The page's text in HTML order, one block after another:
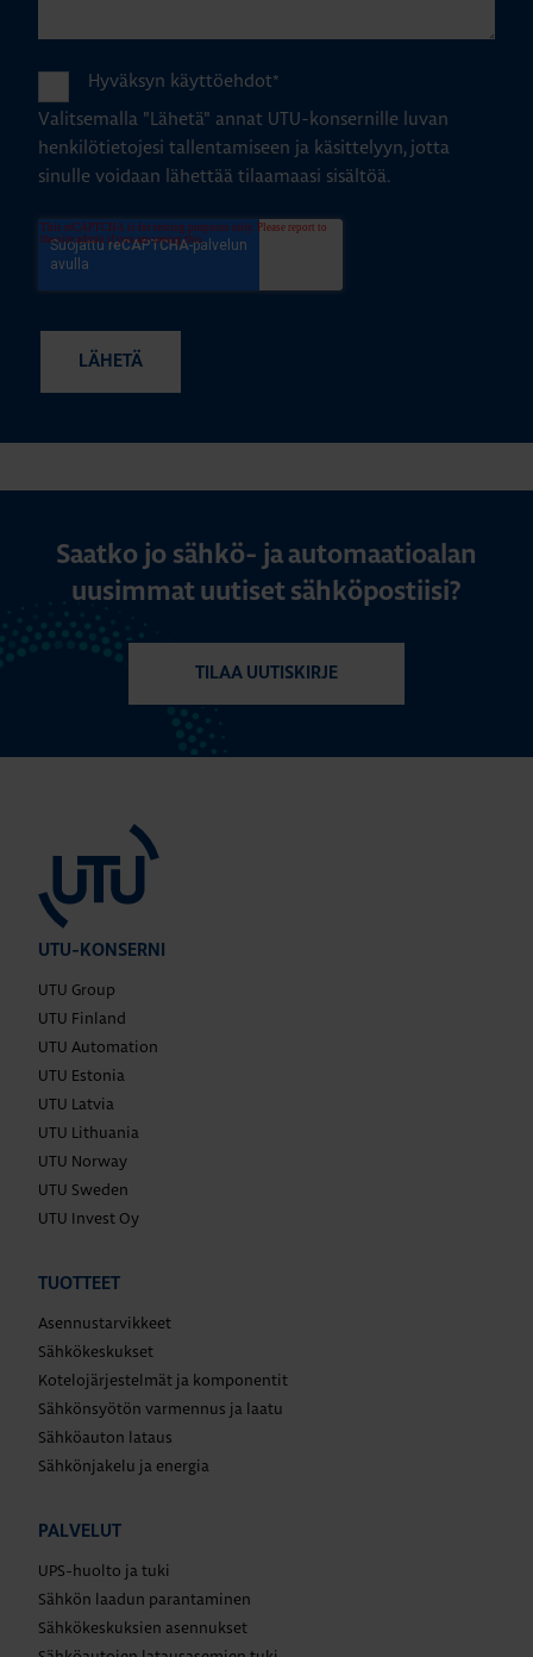
Hyväksyn käyttöehdot*
Valitsemalla "Lähetä" annat UTU-konsernille luvan
henkilötietojesi tallentamiseen ja käsittelyyn, jotta
sinulle voidaan lähettää tilaamaasi sisältöä.
Saatko jo sähkö- ja automaatioalan
uusimmat uutiset sähköpostiisi?
TILAA UUTISKIRJE
UTU-KONSERNI
UTU Group
UTU Finland
UTU Automation
UTU Estonia
UTU Latvia
UTU Lithuania
UTU Norway
UTU Sweden
UTU Invest Oy
TUOTTEET
Asennustarvikkeet
Sähkökeskukset
Kotelojärjestelmät ja komponentit
Sähkönsyötön varmennus ja laatu
Sähköauton lataus
Sähkönjakelu ja energia
PALVELUT
UPS-huolto ja tuki
Sähkön laadun parantaminen
Sähkökeskuksien asennukset